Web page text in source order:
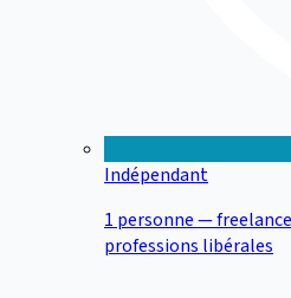
Indépendant
1 personne —
professions libérales